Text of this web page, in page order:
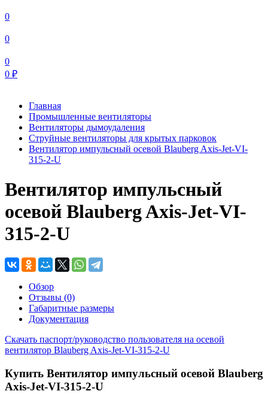
0
0
0
0 ₽
Главная
Промышленные вентиляторы
Вентиляторы дымоудаления
Струйные вентиляторы для крытых парковок
Вентилятор импульсный осевой Blauberg Axis-Jet-VI-
315-2-U
Вентилятор импульсный
осевой Blauberg Axis-Jet-VI-
315-2-U
Обзор
Отзывы (0)
Габаритные размеры
Документация
Скачать паспорт/руководство пользователя на осевой
вентилятор Blauberg Axis-Jet-VI-315-2-U
Купить Вентилятор импульсный осевой Blauberg
Axis-Jet-VI-315-2-U